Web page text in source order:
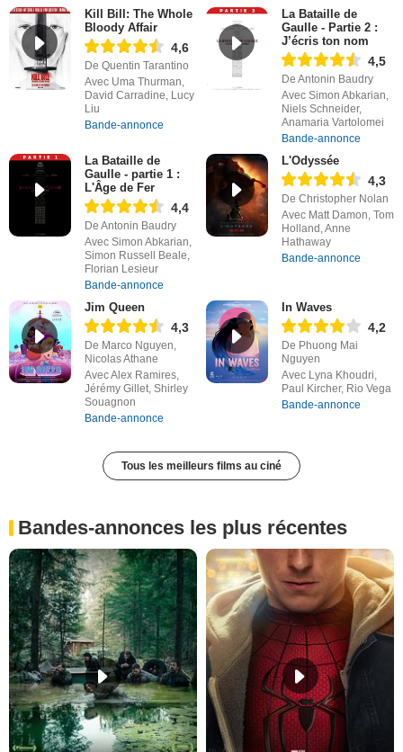
Kill Bill: The Whole
Bloody Affair
4,6
De Quentin Tarantino
Avec Uma Thurman,
David Carradine, Lucy
Liu
Bande-annonce
La Bataille de
Gaulle - Partie 2 :
J’écris ton nom
4,5
De Antonin Baudry
Avec Simon Abkarian,
Niels Schneider,
Anamaria Vartolomei
Bande-annonce
La Bataille de
Gaulle - partie 1 :
L'Âge de Fer
4,4
De Antonin Baudry
Avec Simon Abkarian,
Simon Russell Beale,
Florian Lesieur
Bande-annonce
L'Odyssée
4,3
De Christopher Nolan
Avec Matt Damon, Tom
Holland, Anne
Hathaway
Bande-annonce
Jim Queen
4,3
De Marco Nguyen,
Nicolas Athane
Avec Alex Ramires,
Jérémy Gillet, Shirley
Souagnon
Bande-annonce
In Waves
4,2
De Phuong Mai
Nguyen
Avec Lyna Khoudri,
Paul Kircher, Rio Vega
Bande-annonce
Tous les meilleurs films au ciné
Bandes-annonces les plus récentes